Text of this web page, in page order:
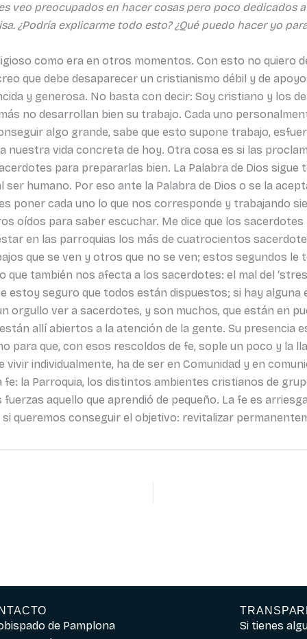
veo preocupados en hacer cosas pero poco dedicados
¿Podría explicarme todo esto? ¿Qué puedo hacer yo
como era en otros momentos. Con esto no quiero
que debe desaparecer un cristianismo débil y de
y generosa. No basta con decir: Soy cristiano y los
no desarrollan bien su trabajo. Cada uno
algo grande, sabe que esto supone trabajo,
nuestra vida concreta de hoy. Otra cosa es si las
para prepararlas bien. La Palabra de Dios sigue
humano. Por eso ante la Palabra de Dios o se la
poner cada uno lo que nos corresponde y trabajando
oídos para saber escuchar. Me dice que los
en las parroquias los más de cuatrocientos
que se ven y otros que no se ven; estos segundos le
también nos afecta a los sacerdotes: el mal del
estoy seguro que todos están dispuestos; si hay
orgullo ver a sacerdotes, y son muchos, que están en
allí abiertos a la atención de la gente. Su presencia
para que, con esos rescoldos de fe, sople un poco y la
individualmente, ha de ser en Comunidad y en
la Parroquia, los distintos ambientes cristianos de
aquello que aprendió de pequeño. La fe es
queremos conseguir el objetivo: revitalizar
de Pamplona
Si tienes